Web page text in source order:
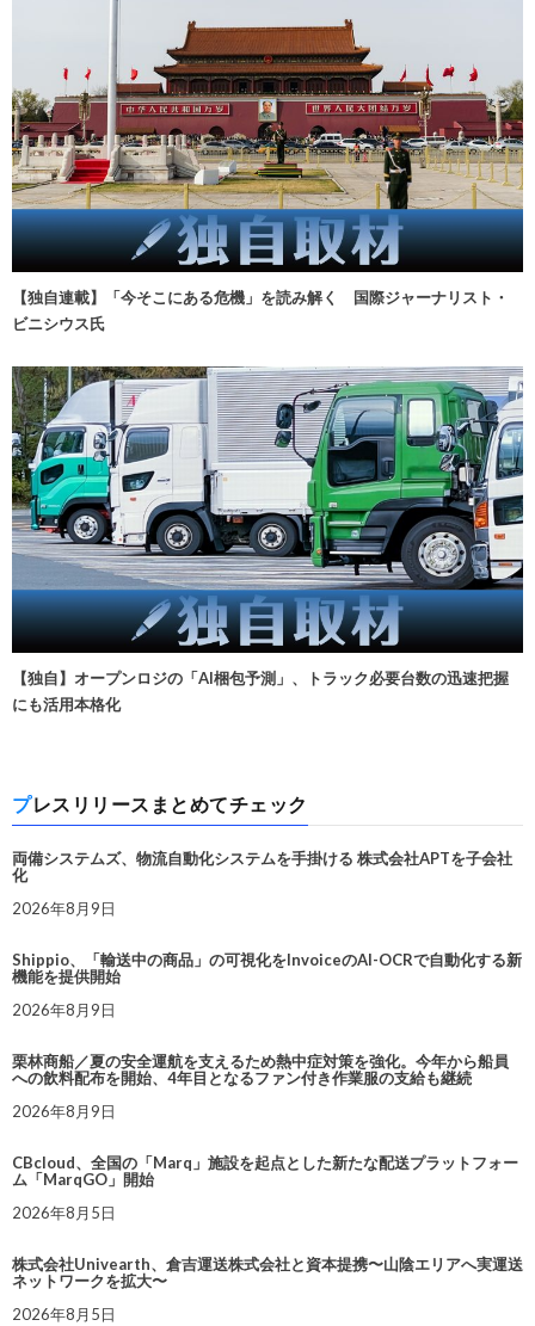
【独自連載】「今そこにある危機」を読み解く 国際ジャーナリスト・
ビニシウス氏
【独自】オープンロジの「AI梱包予測」、トラック必要台数の迅速把握
にも活用本格化
プレスリリースまとめてチェック
両備システムズ、物流自動化システムを手掛ける 株式会社APTを子会社
化
2026年8月9日
Shippio、「輸送中の商品」の可視化をInvoiceのAI-OCRで自動化する新
機能を提供開始
2026年8月9日
栗林商船／夏の安全運航を支えるため熱中症対策を強化。今年から船員
への飲料配布を開始、4年目となるファン付き作業服の支給も継続
2026年8月9日
CBcloud、全国の「Marq」施設を起点とした新たな配送プラットフォー
ム「MarqGO」開始
2026年8月5日
株式会社Univearth、倉吉運送株式会社と資本提携〜山陰エリアへ実運送
ネットワークを拡大〜
2026年8月5日